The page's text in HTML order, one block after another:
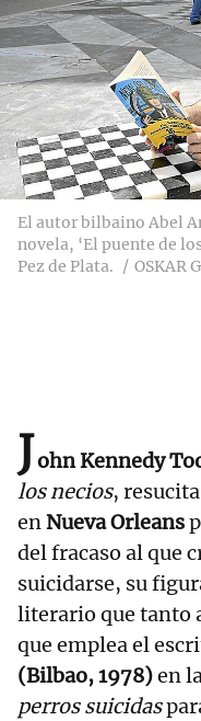
El autor bilbaino Abel
novela, ‘El puente de
Pez de Plata.
OSKAR
John Kennedy
los necios,
en Nueva Orleans
del fracaso al que
suicidarse, su
literario que tanto
que emplea el
(Bilbao, 1978)en
perros suicidas